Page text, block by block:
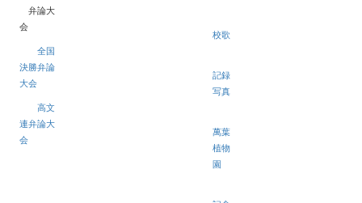
弁論大
会
全国
決勝弁論
大会
高文
連弁論大
会
校歌
記録
写真
萬葉
植物
園